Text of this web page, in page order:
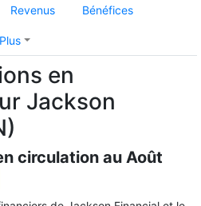
Revenus Bénéfices
Plus
en
Jackson
circulation au Août